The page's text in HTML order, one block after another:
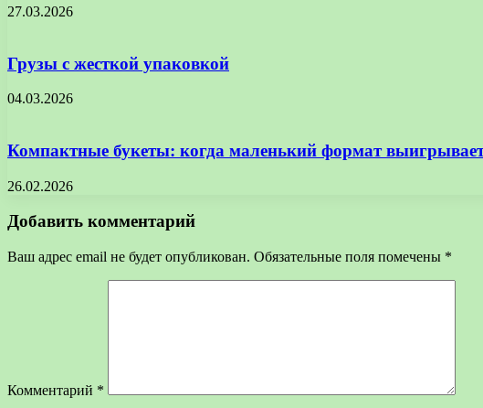
27.03.2026
Грузы с жесткой упаковкой
04.03.2026
Компактные букеты: когда маленький формат
26.02.2026
Добавить комментарий
Ваш адрес email не будет опубликован. Обязательные поля помечены *
Комментарий *